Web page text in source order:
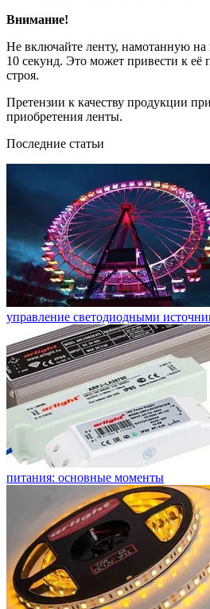
Внимание!
Не включайте ленту, намотанную на
10 секунд. Это может привести к её
строя.
Претензии к качеству продукции
приобретения ленты.
Последние статьи
управление светодиодными
питания: основные моменты